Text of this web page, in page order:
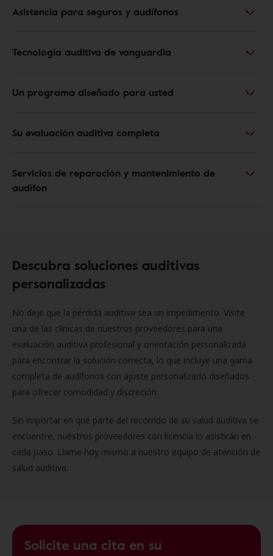
Asistencia para seguros y audífonos
Tecnología auditiva de vanguardia
Un programa diseñado para usted
Su evaluación auditiva completa
Servicios de reparación y mantenimiento de
audífon
Descubra soluciones auditivas
personalizadas
No deje que la pérdida auditiva sea un impedimento. Visite
una de las clínicas de nuestros proveedores para una
evaluación auditiva profesional y orientación personalizada
para encontrar la solución correcta, lo que incluye una gama
completa de audífonos con ajuste personalizado diseñados
para ofrecer comodidad y discreción.
Sin importar en qué parte del recorrido de su salud auditiva se
encuentre, nuestros proveedores con licencia lo asistirán en
cada paso. Llame hoy mismo a nuestro equipo de atención de
salud auditiva.
Solicite una cita en su